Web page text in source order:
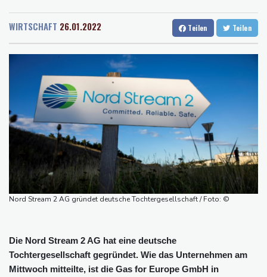
Dresden
25 °C Wien
30 °C
Baden-Baden
24 °C
Kabel der Deutschen Bahn beschädigt: Kölner Staatsschutz
Frankreichs Außenminister Barrot kündigt Reaktion auf russische
Wahlkampf-Einmischung an
Ein Viertel der Reisenden in Deutschland lässt sich Ziele von der
KI vorschlagen
Norwegens Fußball-Verband fordert Infantinos Rücktritt
Verurteilte Linksextremistin: Bundesgerichtshof bestätigt
Beugehaft für Lina E.
Verweigerter Dopingtest: NADA will Vierjahressperre für Ansah
Medien: Türkischer Präsident Erdogan zu Dreiergipfel in Saudi-
Arabien eingetroffen
WIRTSCHAFT 26.01.2022 Teilen Teilen
Nord Stream 2 AG gründet deutsche Tochtergesellschaft / Foto: ©
Die Nord Stream 2 AG hat eine deutsche
Tochtergesellschaft gegründet. Wie das Unternehmen am
Mittwoch mitteilte, ist die Gas for Europe GmbH in